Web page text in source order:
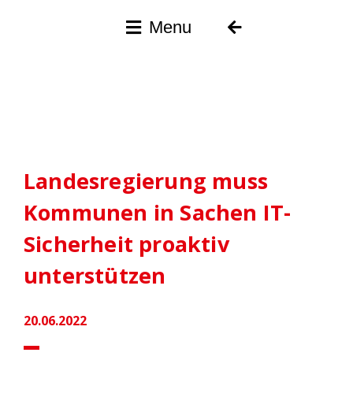
Menu
Landesregierung muss
Kommunen in Sachen IT-
Sicherheit proaktiv
unterstützen
20.06.2022